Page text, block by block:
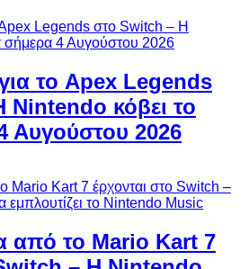
το Apex Legends
κόβει το
Αυγούστου 2026
από το Mario Kart 7